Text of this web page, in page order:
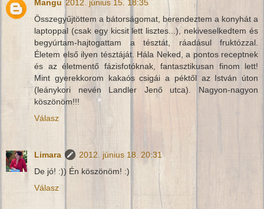
Mangu 2012. június 15. 18:35
Összegyűjtöttem a bátorságomat, berendeztem a konyhát a
laptoppal (csak egy kicsit lett lisztes...), nekiveselkedtem és
begyúrtam-hajtogattam a tésztát, ráadásul fruktózzal.
Életem első ilyen tésztáját. Hála Neked, a pontos receptnek
és az életmentő fázisfotóknak, fantasztikusan finom lett!
Mint gyerekkorom kakaós csigái a péktől az István úton
(leánykori nevén Landler Jenő utca). Nagyon-nagyon
köszönöm!!!
Válasz
Limara
2012. június 18. 20:31
De jó! :)) Én köszönöm! :)
Válasz